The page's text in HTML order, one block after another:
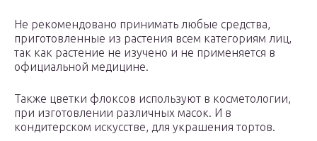
Не рекомендовано принимать любые средства,
приготовленные из растения всем категориям лиц,
так как растение не изучено и не применяется в
официальной медицине.
Также цветки флоксов используют в косметологии,
при изготовлении различных масок. И в
кондитерском искусстве, для украшения тортов.